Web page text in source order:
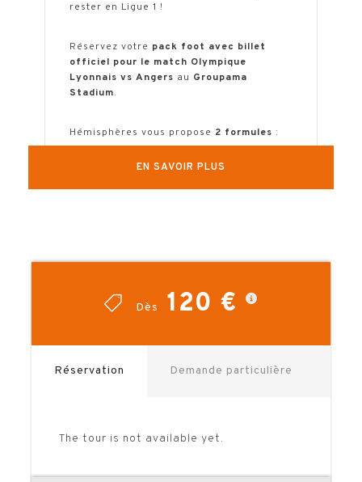
Dès 120 €
Réservation Demande particulière
The tour is not available yet.
rester en Ligue 1 !
Réservez votre pack foot avec billet
officiel pour le match Olympique
Lyonnais vs Angers au Groupama
Stadium.
Hémisphères vous propose 2 formules :
Hospitalité officielle avec billet au
entreprises peuvent récupérer la TVA
sur ces offres. Nous avons
sur demande.
EN SAVOIR PLUS